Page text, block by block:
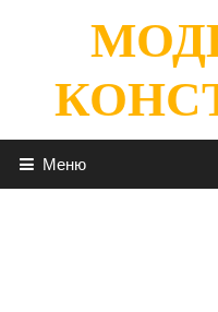
содержимому
Меню